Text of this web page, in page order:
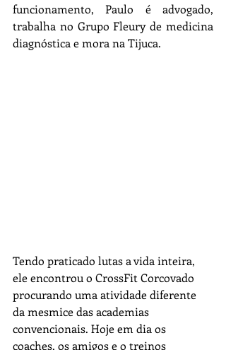
funcionamento, Paulo é advogado,
trabalha no Grupo Fleury de medicina
diagnóstica e mora na Tijuca.
Tendo praticado lutas a vida inteira,
ele encontrou o CrossFit Corcovado
procurando uma atividade diferente
da mesmice das academias
convencionais. Hoje em dia os
coaches, os amigos e o treinos